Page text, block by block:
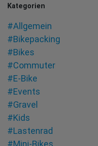
Kategorien
#Allgemein
#Bikepacking
#Bikes
#Commuter
#E-Bike
#Events
#Gravel
#Kids
#Lastenrad
#Mini-Bikes